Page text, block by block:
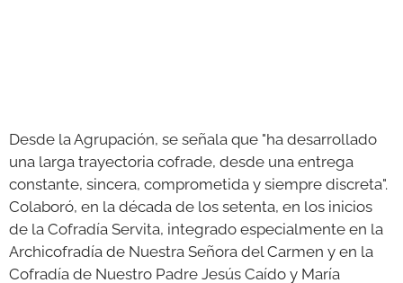
Desde la Agrupación, se señala que "ha desarrollado
una larga trayectoria cofrade, desde una entrega
constante, sincera, comprometida y siempre discreta".
Colaboró, en la década de los setenta, en los inicios
de la Cofradía Servita, integrado especialmente en la
Archicofradía de Nuestra Señora del Carmen y en la
Cofradía de Nuestro Padre Jesús Caído y María